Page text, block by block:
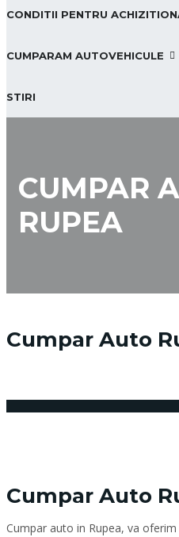
CONDITII PENTRU
CUMPARAM AUTOVEHICULE
STIRI
CUMPAR
RUPEA
Cumpar Auto
Cumpar Auto
Cumpar auto in Rupea, va